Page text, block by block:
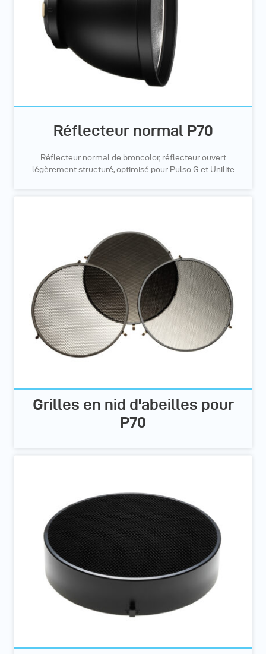
Réflecteur normal P70
Réflecteur normal de broncolor, réflecteur ouvert
légèrement structuré, optimisé pour Pulso G et Unilite
Grilles en nid d'abeilles pour
P70